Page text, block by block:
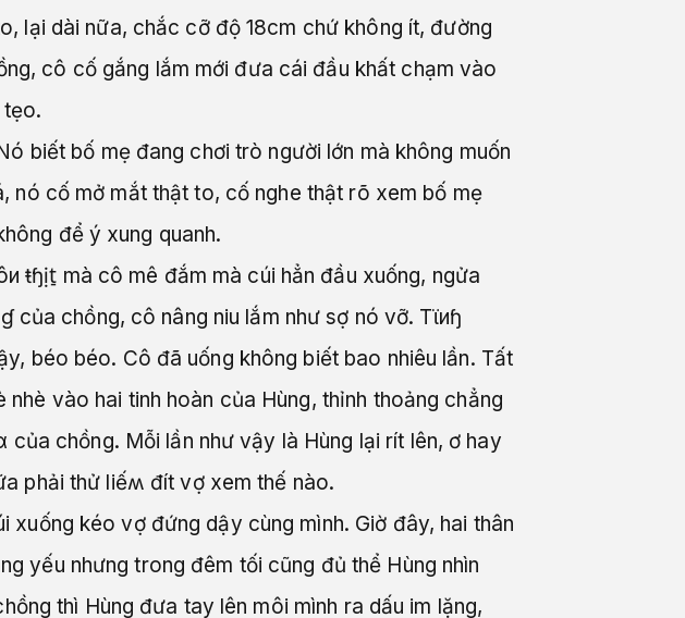
lại dài nữa, chắc cỡ độ 18cm chứ không ít, đường
cô cố gắng lắm mới đưa cái đầu khất chạm vào
biết bố mẹ đang chơi trò người lớn mà không muốn
nó cố mở mắt thật to, cố nghe thật rõ xem bố mẹ
để ý xung quanh.
ŧɧịt̠ mà cô mê đắm mà cúi hẳn đầu xuống, ngửa
của chồng, cô nâng niu lắm như sợ nó vỡ. Tϊиɧ
béo béo. Cô đã uống không biết bao nhiêu lần. Tất
vào hai tinh hoàn của Hùng, thỉnh thoảng chẳng
chồng. Mỗi lần như vậy là Hùng lại rít lên, ơ hay
phải thử liếʍ đít vợ xem thế nào.
kéo vợ đứng dậy cùng mình. Giờ đây, hai thân
yếu nhưng trong đêm tối cũng đủ thể Hùng nhìn
thì Hùng đưa tay lên môi mình ra dấu im lặng,